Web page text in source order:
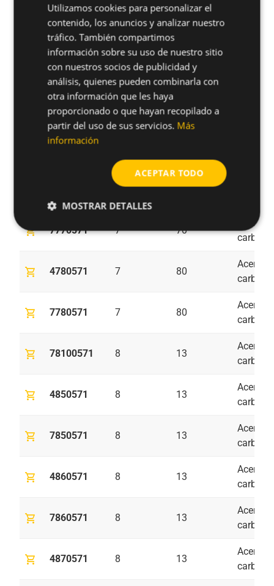
4750571 7 50
7750571 7 50
4760571 7 60
7760571
7 70
shopping_cart 7770571 7 70
Acero al
carbono
shopping_cart 4780571 7 80
Acero al
carbono
shopping_cart 7780571 7 80
Acero al
carbono
shopping_cart 78100571 8 13
Acero al
carbono
shopping_cart 4850571 8 13
Acero al
carbono
shopping_cart 7850571 8 13
Acero al
carbono
shopping_cart 4860571 8 13
Acero al
carbono
shopping_cart 7860571 8 13
Acero al
carbono
shopping_cart 4870571 8 13
Acero al
carbono
Utilizamos cookies para personalizar el
contenido, los anuncios y analizar nuestro
tráfico. También compartimos
información sobre su uso de nuestro sitio
con nuestros socios de publicidad y
análisis, quienes pueden combinarla con
otra información que les haya
proporcionado o que hayan recopilado a
partir del uso de sus servicios. Más
información
ACEPTAR TODO
MOSTRAR DETALLES